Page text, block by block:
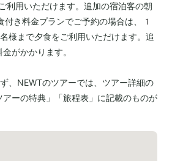
用いただけます。追加の宿泊客の朝
き料金プランでご予約の場合は、1
で夕食をご利用いただけます。追
がかかります。
、NEWTのツアーでは、ツアー詳細の
アーの特典」「旅程表」に記載のものが